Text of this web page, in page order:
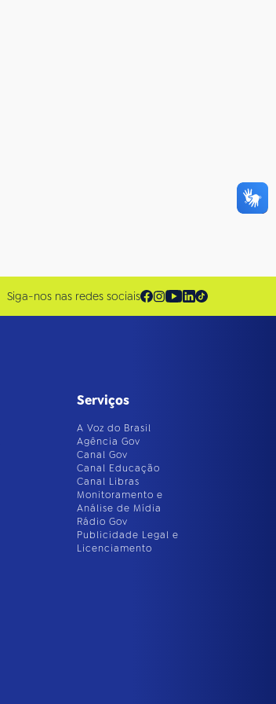
Siga-nos nas redes sociais
Serviços
A Voz do Brasil
Agência Gov
Canal Gov
Canal Educação
Canal Libras
Monitoramento e
Análise de Mídia
Rádio Gov
Publicidade Legal e
Licenciamento